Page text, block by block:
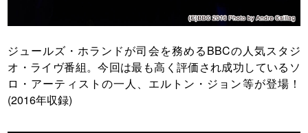
ジュールズ・ホランドが司会を務めるBBCの人気スタジ
オ・ライヴ番組。今回は最も高く評価され成功しているソ
ロ・アーティストの一人、エルトン・ジョン等が登場！
(2016年収録)